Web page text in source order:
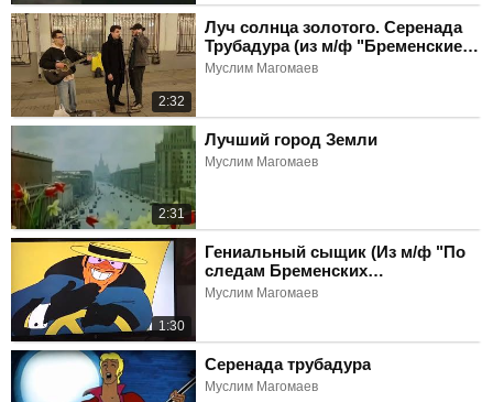
2:32
Луч солнца золотого. Серенада
Трубадура (из м/ф "Бременские
музыканты")
Муслим Магомаев
2:31
Лучший город Земли
Муслим Магомаев
1:30
Гениальный сыщик (Из м/ф "По
следам Бременских
музыкантов")
Муслим Магомаев
Серенада трубадура
Муслим Магомаев